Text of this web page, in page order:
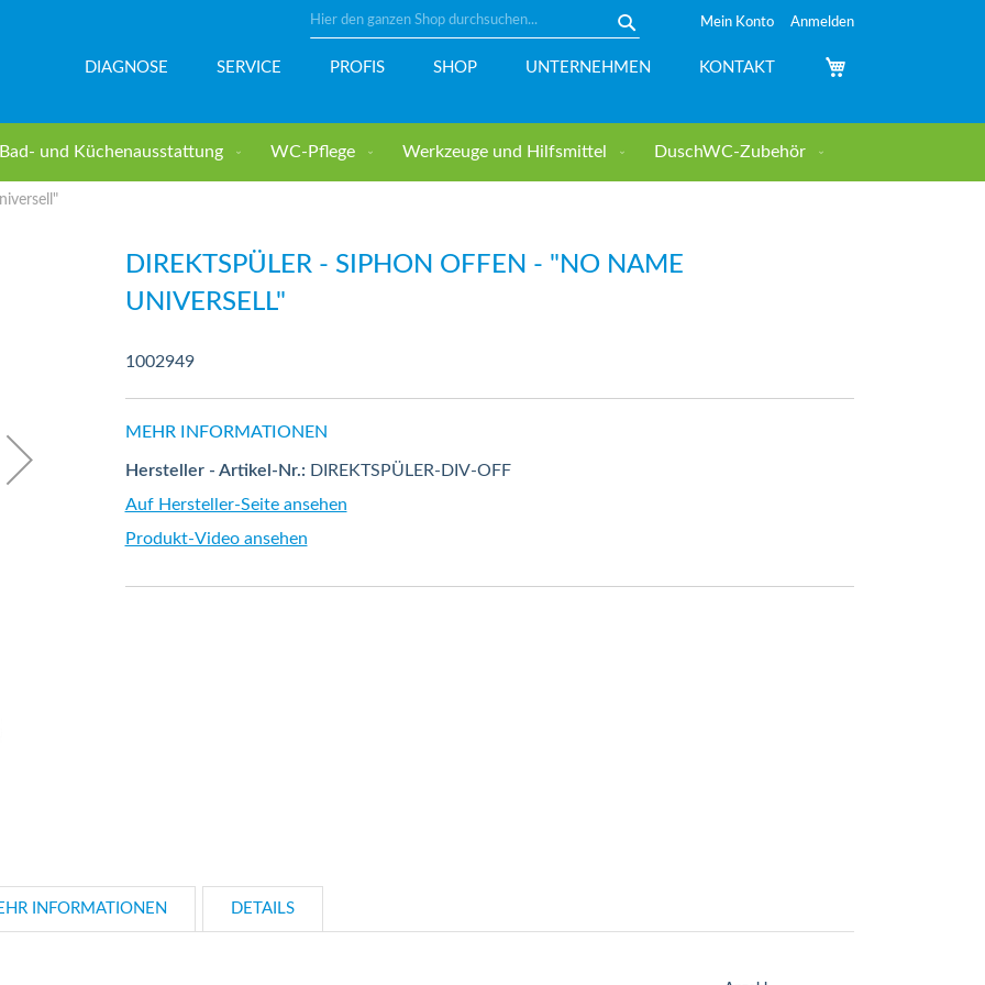
Mein Konto Anmelden
DIAGNOSE SERVICE PROFIS SHOP UNTERNEHMEN KONTAKT
Bad- und Küchenausstattung WC-Pflege Werkzeuge und Hilfsmittel DuschWC-Zubehör
DIREKTSPÜLER - SIPHON OFFEN - "NO NAME
UNIVERSELL"
1002949
MEHR INFORMATIONEN
Hersteller - Artikel-Nr.: DIREKTSPÜLER-DIV-OFF
Auf Hersteller-Seite ansehen
Produkt-Video ansehen
INFORMATIONEN DETAILS